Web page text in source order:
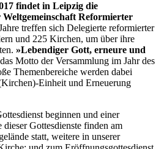
findet in Leipzig die
Reformierter
treffen sich Delegierte reformierter
und 225 Kirchen, um über ihre
»Lebendiger Gott, erneure und
Motto der Versammlung im Jahr des
Themenbereiche werden dabei
Einheit und Erneuerung
beginnen und einer
Gottesdienste finden am
statt, weitere in unserer